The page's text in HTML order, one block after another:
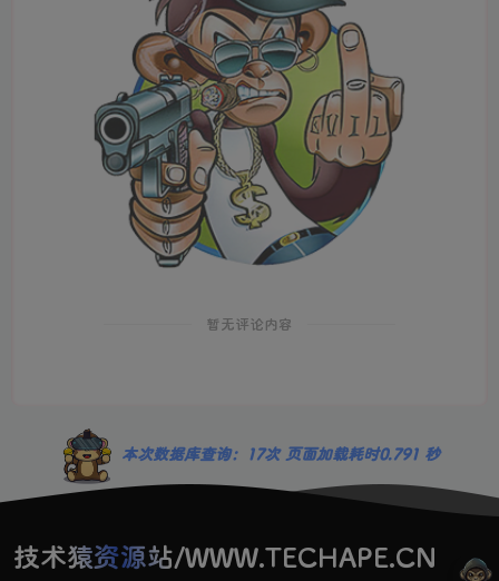
暂无评论内容
本次数据库查询：17次 页面加载耗时0.791 秒
技术猿资源站/WWW.TECHAPE.CN